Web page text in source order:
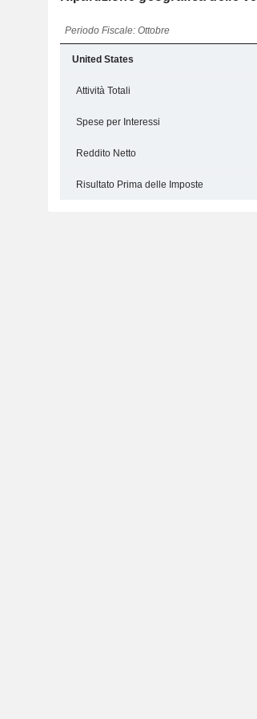
Periodo Fiscale: Ottobre
United States
Attività Totali
Spese per Interessi
Reddito Netto
Risultato Prima delle Imposte